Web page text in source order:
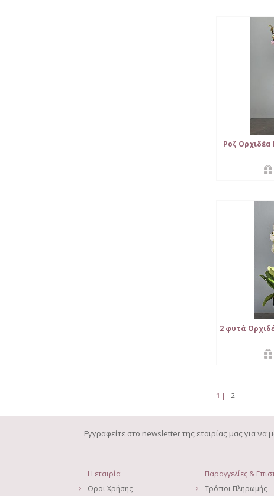
Ροζ
2 φυτά
1 | 2 |
Εγγραφείτε στο newsletter της εταιρίας μας για
Η εταιρία
Οροι Χρήσης
Παραγγελίες &
Τρόποι Πληρωμής